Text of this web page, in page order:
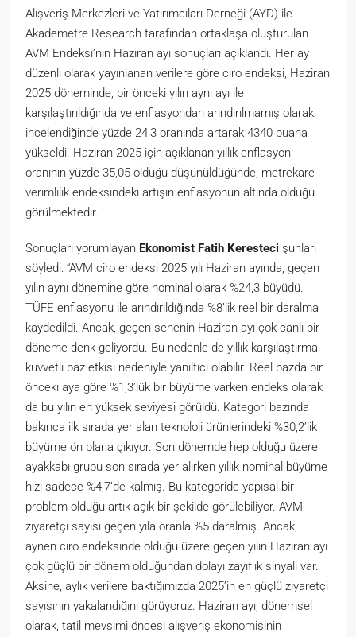
Alışveriş Merkezleri ve Yatırımcıları Derneği (AYD) ile
Akademetre Research tarafından ortaklaşa oluşturulan
AVM Endeksi’nin Haziran ayı sonuçları açıklandı. Her ay
düzenli olarak yayınlanan verilere göre ciro endeksi, Haziran
2025 döneminde, bir önceki yılın aynı ayı ile
karşılaştırıldığında ve enflasyondan arındırılmamış olarak
incelendiğinde yüzde 24,3 oranında artarak 4340 puana
yükseldi. Haziran 2025 için açıklanan yıllık enflasyon
oranının yüzde 35,05 olduğu düşünüldüğünde, metrekare
verimlilik endeksindeki artışın enflasyonun altında olduğu
görülmektedir.
Sonuçları yorumlayan Ekonomist Fatih Keresteci şunları
söyledi: “AVM ciro endeksi 2025 yılı Haziran ayında, geçen
yılın aynı dönemine göre nominal olarak %24,3 büyüdü.
TÜFE enflasyonu ile arındırıldığında %8’lik reel bir daralma
kaydedildi. Ancak, geçen senenin Haziran ayı çok canlı bir
döneme denk geliyordu. Bu nedenle de yıllık karşılaştırma
kuvvetli baz etkisi nedeniyle yanıltıcı olabilir. Reel bazda bir
önceki aya göre %1,3’lük bir büyüme varken endeks olarak
da bu yılın en yüksek seviyesi görüldü. Kategori bazında
bakınca ilk sırada yer alan teknoloji ürünlerindeki %30,2’lik
büyüme ön plana çıkıyor. Son dönemde hep olduğu üzere
ayakkabı grubu son sırada yer alırken yıllık nominal büyüme
hızı sadece %4,7’de kalmış. Bu kategoride yapısal bir
problem olduğu artık açık bir şekilde görülebiliyor. AVM
ziyaretçi sayısı geçen yıla oranla %5 daralmış. Ancak,
aynen ciro endeksinde olduğu üzere geçen yılın Haziran ayı
çok güçlü bir dönem olduğundan dolayı zayıflık sinyali var.
Aksine, aylık verilere baktığımızda 2025’in en güçlü ziyaretçi
sayısının yakalandığını görüyoruz. Haziran ayı, dönemsel
olarak, tatil mevsimi öncesi alışveriş ekonomisinin